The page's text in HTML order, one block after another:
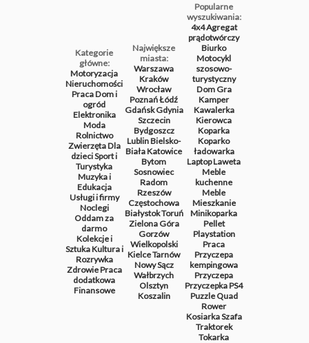
Kategorie
główne:
Motoryzacja
Nieruchomości
PracaDom i
ogród
Elektronika
Moda
Rolnictwo
ZwierzętaDla
dzieciSport i
Turystyka
Muzyka i
Edukacja
Usługi i firmy
Noclegi
Oddam za
darmo
Kolekcje i
SztukaKultura i
Rozrywka
ZdrowiePraca
dodatkowa
Finansowe
Największe
miasta:
Warszawa
Kraków
Wrocław
PoznańŁódź
GdańskGdynia
Szczecin
Bydgoszcz
LublinBielsko-
BiałaKatowice
Bytom
Sosnowiec
Radom
Rzeszów
Częstochowa
BiałystokToruń
Zielona Góra
Gorzów
Wielkopolski
KielceTarnów
Nowy Sącz
Wałbrzych
Olsztyn
Koszalin
Popularne
wyszukiwania:
4x4Agregat
prądotwórczy
Biurko
Motocykl
szosowo-
turystyczny
DomGra
Kamper
Kawalerka
Kierowca
Koparka
Koparko
ładowarka
LaptopLaweta
Meble
kuchenne
Meble
Mieszkanie
Minikoparka
Pellet
Playstation
Praca
Przyczepa
kempingowa
Przyczepa
PrzyczepkaPS4
PuzzleQuad
Rower
KosiarkaSzafa
Traktorek
Tokarka